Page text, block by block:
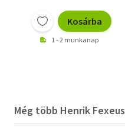
Kosárba
1 - 2 munkanap
Még több Henrik Fexeus